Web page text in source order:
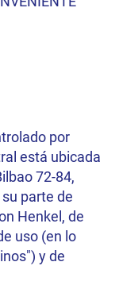
por
está ubicada
72-84,
parte de
Henkel, de
uso (en lo
y de